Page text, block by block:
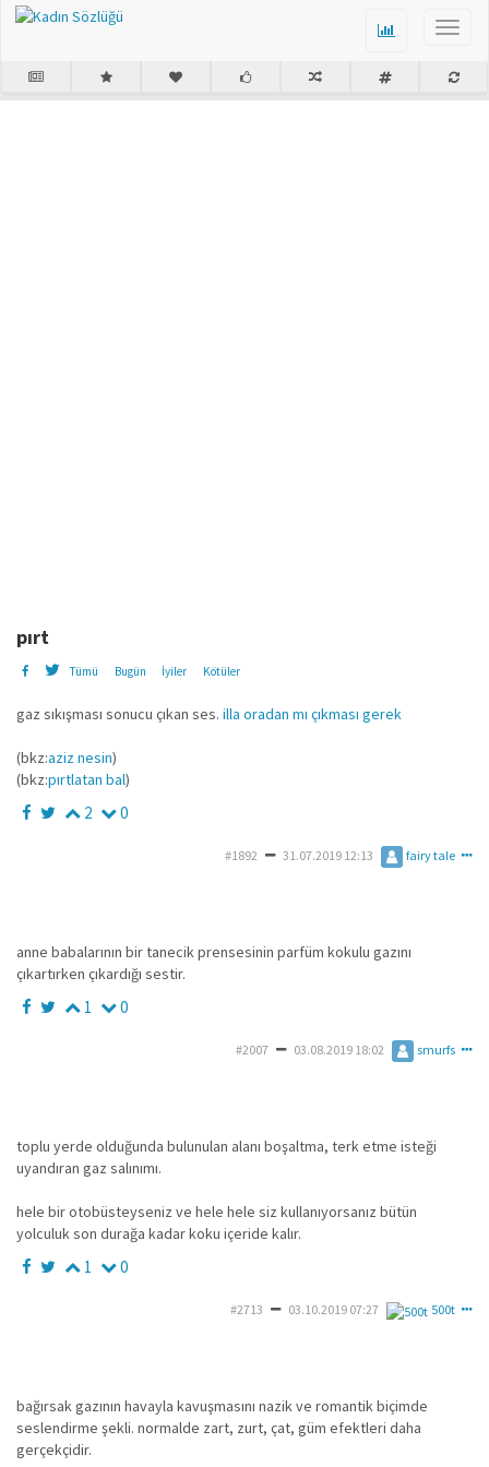
pırt
Tümü Bugün İyiler Kötüler
gaz sıkışması sonucu çıkan ses. illa oradan mı çıkması gerek
(bkz:aziz nesin)
(bkz:pırtlatan bal)
2 0
#1892 31.07.2019 12:13 fairy tale
anne babalarının bir tanecik prensesinin parfüm kokulu gazını
çıkartırken çıkardığı sestir.
1 0
#2007 03.08.2019 18:02 smurfs
toplu yerde olduğunda bulunulan alanı boşaltma, terk etme isteği
uyandıran gaz salınımı.
hele bir otobüsteyseniz ve hele hele siz kullanıyorsanız bütün
yolculuk son durağa kadar koku içeride kalır.
1 0
#2713 03.10.2019 07:27 500t
bağırsak gazının havayla kavuşmasını nazik ve romantik biçimde
seslendirme şekli. normalde zart, zurt, çat, güm efektleri daha
gerçekçidir.